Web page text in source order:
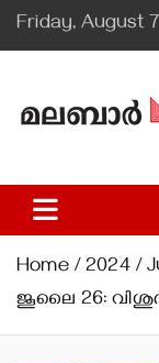
Skip
to
Friday, August
Malabar
Illuminating
Home 2024
ജൂലൈ 26: